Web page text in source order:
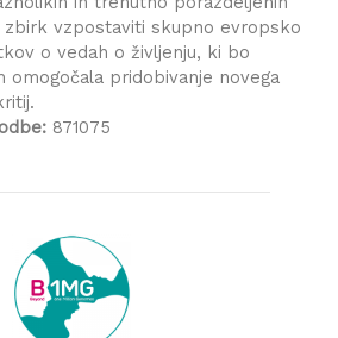
zbirk vzpostaviti skupno evropsko
o vedah o življenju, ki bo
omogočala pridobivanje novega
871075